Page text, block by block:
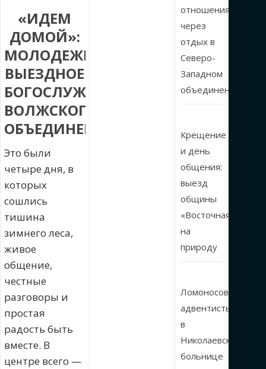
«ИДЕМ
ДОМОЙ»:
МОЛОДЕЖНОЕ
ВЫЕЗДНОЕ
БОГОСЛУЖЕНИЕ
ВОЛЖСКОГО
ОБЪЕДИНЕНИЯ
Это были
четыре дня, в
которых
сошлись
тишина
зимнего леса,
живое
общение,
честные
разговоры и
простая
радость быть
вместе. В
центре всего —
отношения
через
отдых в
Северо-
Западном
объединении
Крещение
и день
общения:
выезд
общины
«Восточная»
на
природу
Ломоносовские
адвентисты
в
Николаевской
больнице